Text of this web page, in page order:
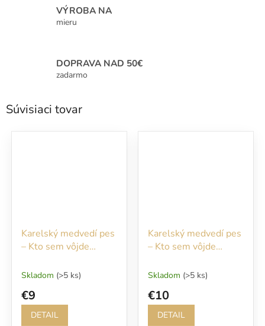
VÝROBA NA
mieru
DOPRAVA NAD 50€
zadarmo
Súvisiaci tovar
Karelský medvedí pes
– Kto sem vôjde
rýchlo pohryzený
Skladom (>5 ks)
€9
DETAIL
Karelský medvedí pes
– Kto sem vôjde
rýchlo pohryzený
Skladom (>5 ks)
€10
DETAIL